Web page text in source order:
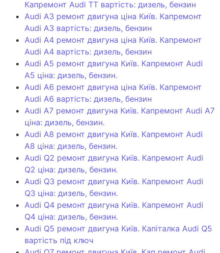
Капремонт Audi TT вартість: дизель, бензин
Audi A3 ремонт двигуна ціна Київ. Капремонт
Audi A3 вартість: дизель, бензин
Audi A4 ремонт двигуна ціна Київ. Капремонт
Audi A4 вартість: дизель, бензин
Audi A5 ремонт двигуна Київ. Капремонт Audi
A5 ціна: дизель, бензин.
Audi A6 ремонт двигуна ціна Київ. Капремонт
Audi A6 вартість: дизель, бензин
Audi A7 ремонт двигуна Київ. Капремонт Audi A7
ціна: дизель, бензин.
Audi A8 ремонт двигуна Київ. Капремонт Audi
A8 ціна: дизель, бензин.
Audi Q2 ремонт двигуна Київ. Капремонт Audi
Q2 ціна: дизель, бензин.
Audi Q3 ремонт двигуна Київ. Капремонт Audi
Q3 ціна: дизель, бензин.
Audi Q4 ремонт двигуна Київ. Капремонт Audi
Q4 ціна: дизель, бензин.
Audi Q5 ремонт двигуна Київ. Капіталка Audi Q5
вартість під ключ